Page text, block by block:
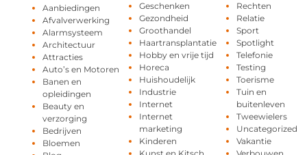
Aanbiedingen
Afvalverwerking
Alarmsysteem
Architectuur
Attracties
Auto’s en Motoren
Banen en
opleidingen
Beauty en
verzorging
Bedrijven
Bloemen
Geschenken
Gezondheid
Groothandel
Haartransplantatie
Hobby en vrije tijd
Horeca
Huishoudelijk
Industrie
Internet
Internet
marketing
Kinderen
Rechten
Relatie
Sport
Spotlight
Telefonie
Testing
Toerisme
Tuin en
buitenleven
Tweewielers
Uncategorized
Vakantie